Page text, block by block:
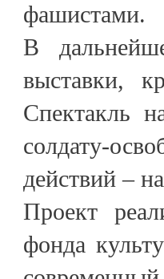
фашистами.
В
выставки,
Спектакль
солдату-
действий –
Проект
фонда